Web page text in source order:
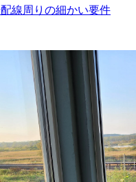
線周りの細かい要件